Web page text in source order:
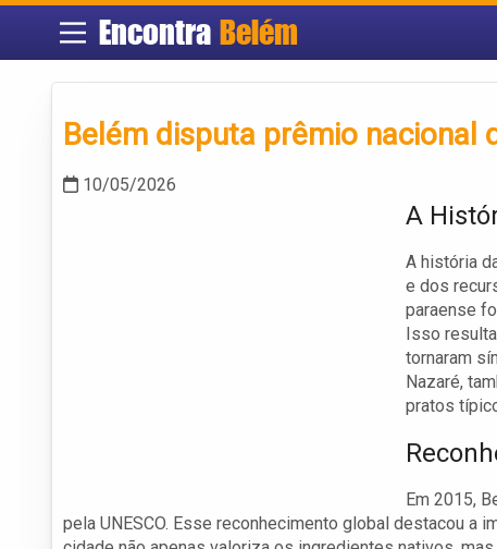
Encontra Belém
Belém disputa prêmio
10/05/2026
A
A história
e dos
paraense
Isso
tornaram
Nazaré,
pratos
Em 2015,
pela UNESCO. Esse reconhecimento global destacou a